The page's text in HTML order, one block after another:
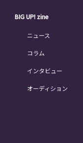
BIG UP! zine
ニュース
コラム
インタビュー
オーディション